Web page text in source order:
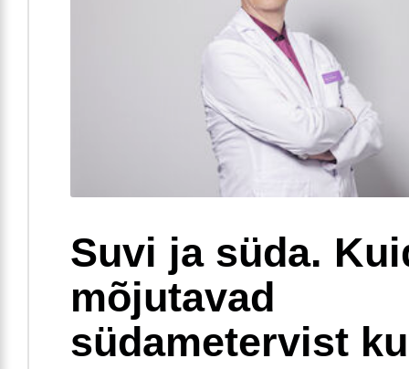
Suvi ja süda.
mõjutavad
südametervist